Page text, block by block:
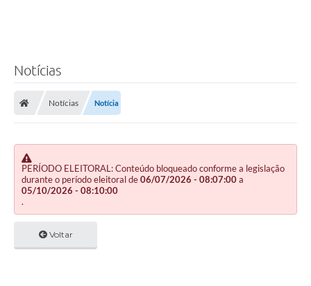
Notícias
Notícias Notícia
PERÍODO ELEITORAL: Conteúdo bloqueado conforme a legislação
durante o período eleitoral de06/07/2026 - 08:07:00a
05/10/2026 - 08:10:00
.
Voltar